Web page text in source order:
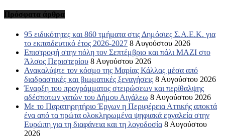
Πρόσφατα άρθρα
95 ειδικότητες και 860 τμήματα στις Δημόσιες Σ.Α.Ε.Κ. για
το εκπαιδευτικό έτος 2026-2027 8 Αυγούστου 2026
Επιστροφή στην πόλη τον Σεπτέμβριο και πάλι ΜΑΖΙ στο
Άλσος Περιστερίου 8 Αυγούστου 2026
Ανακαλύψτε τον κόσμο της Μαρίας Κάλλας μέσα από
διαδραστικές και βιωματικές ξεναγήσεις 8 Αυγούστου 2026
Έναρξη του προγράμματος στειρώσεων και περίθαλψης
αδέσποτων γατών του Δήμου Αιγάλεω 8 Αυγούστου 2026
Με το Παρατηρητήριο Έργων η Περιφέρεια Αττικής αποκτά
ένα από τα πρώτα ολοκληρωμένα ψηφιακά εργαλεία στην
Ευρώπη για τη διαφάνεια και τη λογοδοσία 8 Αυγούστου
2026